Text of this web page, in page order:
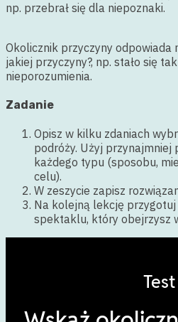
np. przebrał się dla niepoznaki.
Okolicznik przyczyny odpowiada
jakiej przyczyny?, np. stało się
nieporozumienia.
Zadanie
Opisz w kilku zdaniach
podróży. Użyj przynajmniej
każdego typu (sposobu,
celu).
W zeszycie zapisz
Na kolejną lekcję
spektaklu, który obejrzysz